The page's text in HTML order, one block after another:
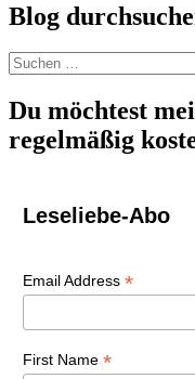
Blog
Suchen
nach:
Du möchtest
regelmäßig
Leseliebe-Abo
Email Address *
First Name *